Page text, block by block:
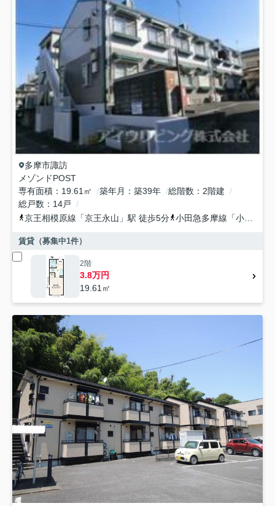
多摩市諏訪
メゾンドPOST
専有面積
19.61㎡ 築年月 築39年 総階数
2階建
総戸数
14戸
京王相模原線 「京王永山 」駅 徒歩5分 小田急多摩線 「小田急永山
賃貸（募集中1件）
2階
3.8万円
19.61㎡